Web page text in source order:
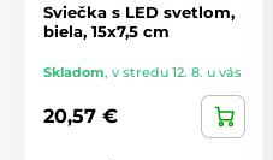
Sviečka s LED svetlom,
biela, 15x7,5 cm
Skladom, v stredu 12. 8. u vás
20,57 €